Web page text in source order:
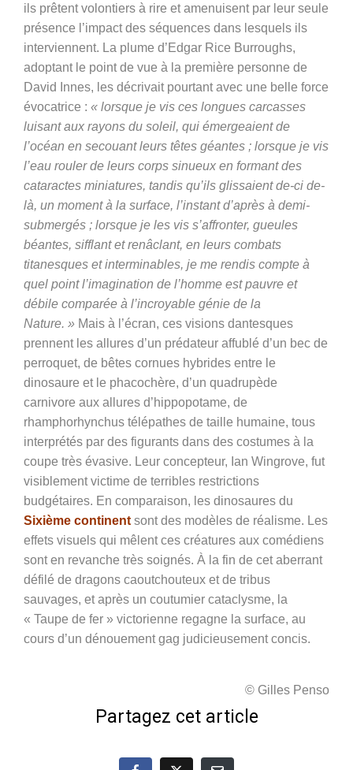
ils prêtent volontiers à rire et amenuisent par leur seule
présence l’impact des séquences dans lesquels ils
interviennent. La plume d’Edgar Rice Burroughs,
adoptant le point de vue à la première personne de
David Innes, les décrivait pourtant avec une belle force
évocatrice : « lorsque je vis ces longues carcasses
luisant aux rayons du soleil, qui émergeaient de
l’océan en secouant leurs têtes géantes ; lorsque je vis
l’eau rouler de leurs corps sinueux en formant des
cataractes miniatures, tandis qu’ils glissaient de-ci de-
là, un moment à la surface, l’instant d’après à demi-
submergés ; lorsque je les vis s’affronter, gueules
béantes, sifflant et renâclant, en leurs combats
titanesques et interminables, je me rendis compte à
quel point l’imagination de l’homme est pauvre et
débile comparée à l’incroyable génie de la
Nature. » Mais à l’écran, ces visions dantesques
prennent les allures d’un prédateur affublé d’un bec de
perroquet, de bêtes cornues hybrides entre le
dinosaure et le phacochère, d’un quadrupède
carnivore aux allures d’hippopotame, de
rhamphorhynchus télépathes de taille humaine, tous
interprétés par des figurants dans des costumes à la
coupe très évasive. Leur concepteur, Ian Wingrove, fut
visiblement victime de terribles restrictions
budgétaires. En comparaison, les dinosaures du
Sixième continent sont des modèles de réalisme. Les
effets visuels qui mêlent ces créatures aux comédiens
sont en revanche très soignés. À la fin de cet aberrant
défilé de dragons caoutchouteux et de tribus
sauvages, et après un coutumier cataclysme, la
« Taupe de fer » victorienne regagne la surface, au
cours d’un dénouement gag judicieusement concis.
© Gilles Penso
Partagez cet article